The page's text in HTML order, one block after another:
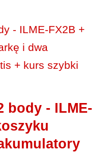
body - ILME-